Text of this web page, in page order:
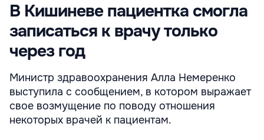
В Кишиневе пациентка смогла
записаться к врачу только
через год
Министр здравоохранения Алла Немеренко
выступила с сообщением, в котором выражает
свое возмущение по поводу отношения
некоторых врачей к пациентам.